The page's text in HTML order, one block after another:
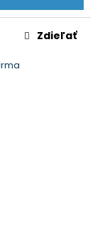
Zdieľať